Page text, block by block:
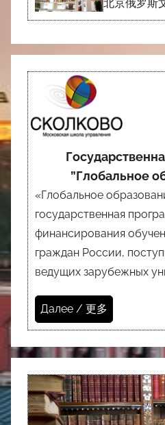
北京俄罗斯
”Глобальное
«Глобальное
государственная
финансирования
граждан России,
ведущих зарубежных
Далее / 更多